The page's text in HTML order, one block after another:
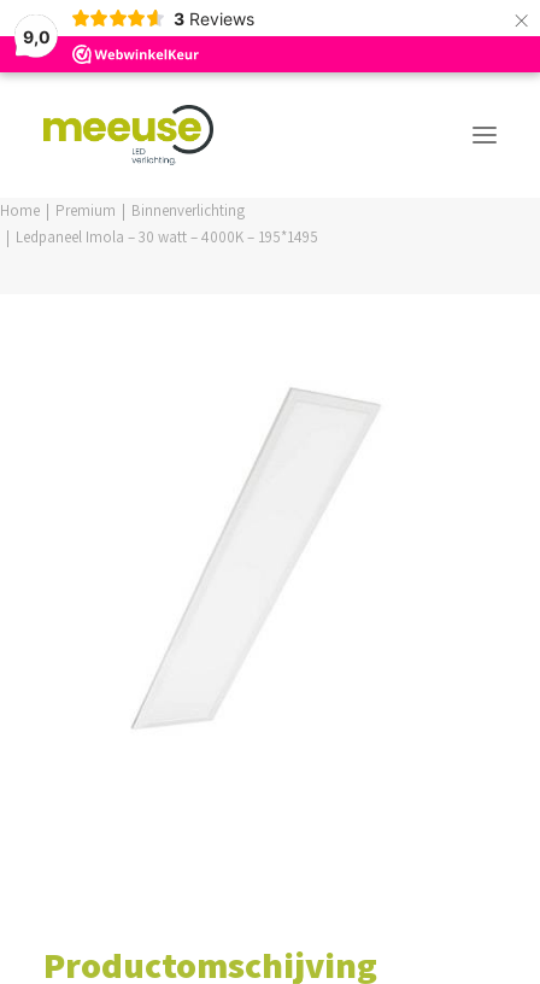
9,0
3 Reviews ×
LOGIN / REGISTER
WINKELWAGEN
Home Premium
Binnenverlichting
Ledpaneel Imola – 30 watt – 4000K – 195*1495
Productomschijving